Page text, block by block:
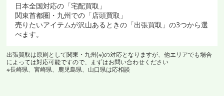
日本全国対応の「宅配買取」
関東首都圏・九州での「店頭買取」
売りたいアイテムが沢山あるときの「出張買取」の3つから選
べます。
出張買取は原則として関東・九州(※)の対応となりますが、他エリアでも場合
によっては対応可能ですので、まずはお問い合わせください
※長崎県、宮崎県、鹿児島県、山口県は応相談